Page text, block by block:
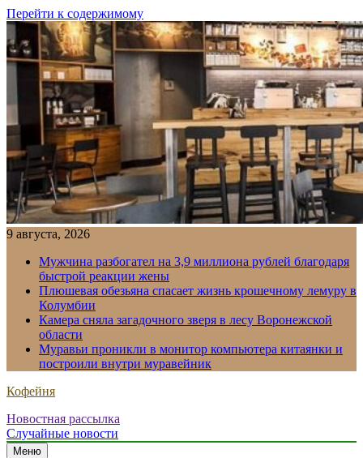
Перейти к содержимому
9 августа, 2026
Мужчина разбогател на 3,9 миллиона рублей благодаря
быстрой реакции жены
Плюшевая обезьяна спасает жизнь крошечному лемуру в
Колумбии
Камера сняла загадочного зверя в лесу Воронежской
области
Муравьи проникли в монитор компьютера китаянки и
построили внутри муравейник
Кофейня
Новостная рассылка
Случайные новости
Меню